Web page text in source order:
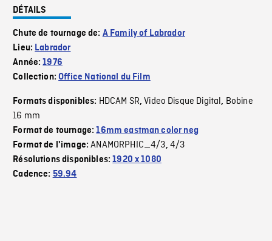
DÉTAILS
Chute de tournage de: A Family of Labrador
Lieu: Labrador
Année:1976
Collection:Office National du Film
Formats disponibles: HDCAM SR,Video Disque Digital, Bobine
16 mm
Format de tournage:16mm eastman color neg
Format de l'image:ANAMORPHIC_4/3, 4/3
Résolutions disponibles:1920 x 1080
Cadence: 59.94